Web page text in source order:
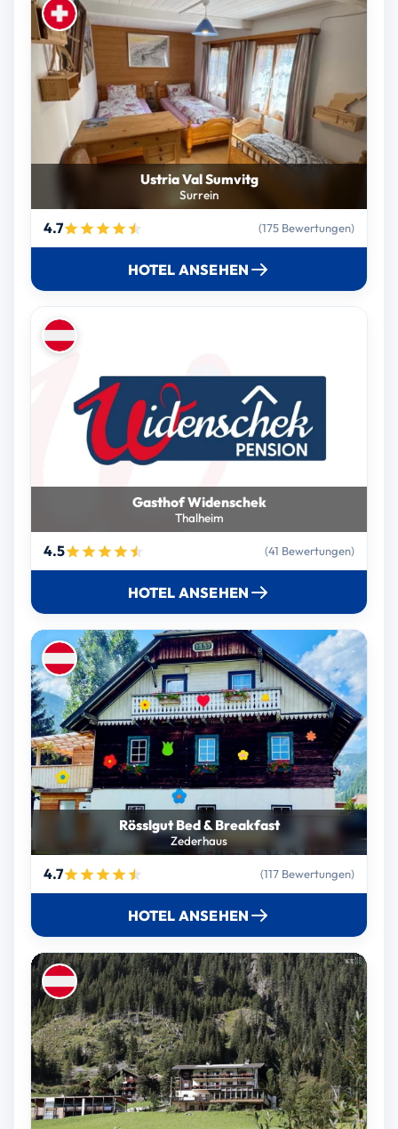
Ustria Val Sumvitg
Surrein
4.7 (175 Bewertungen)
HOTEL ANSEHEN
Gasthof Widenschek
Thalheim
4.5 (41 Bewertungen)
HOTEL ANSEHEN
Rösslgut Bed & Breakfast
Zederhaus
4.7 (117 Bewertungen)
HOTEL ANSEHEN